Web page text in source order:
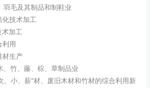
羽毛及其制品和制鞋业
技术加工
加工
利用
材生产
、竹、藤、棕、草制品业
、小、薪”材、废旧木材和竹材的综合利用新